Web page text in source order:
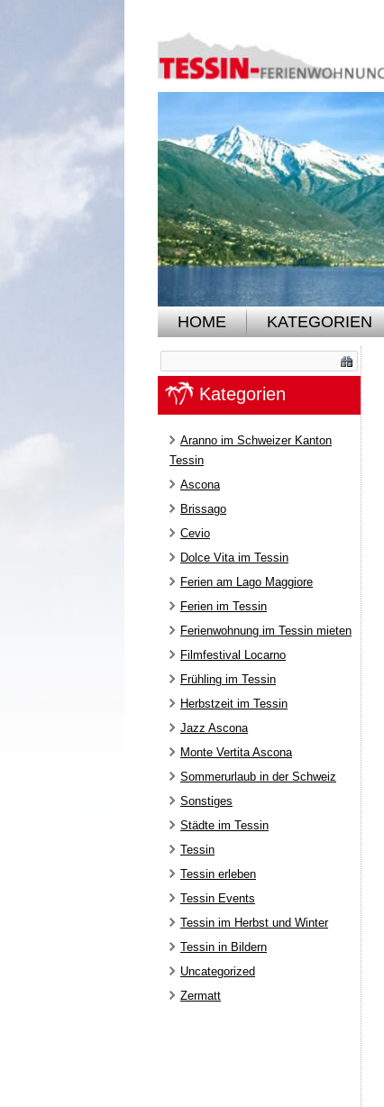
HOME KATEGORIEN
Kategorien
Aranno im Schweizer Kanton
Tessin
Ascona
Brissago
Cevio
Dolce Vita im Tessin
Ferien am Lago Maggiore
Ferien im Tessin
Ferienwohnung im Tessin mieten
Filmfestival Locarno
Frühling im Tessin
Herbstzeit im Tessin
Jazz Ascona
Monte Vertita Ascona
Sommerurlaub in der Schweiz
Sonstiges
Städte im Tessin
Tessin
Tessin erleben
Tessin Events
Tessin im Herbst und Winter
Tessin in Bildern
Uncategorized
Zermatt